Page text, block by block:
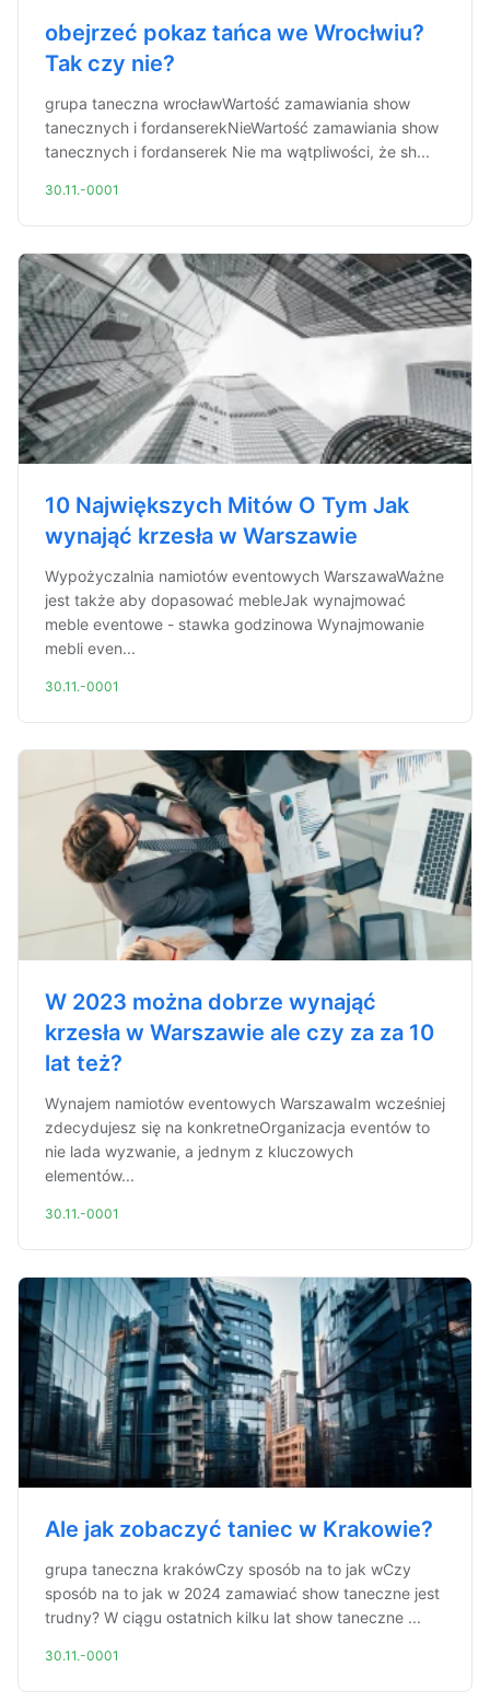
obejrzeć pokaz tańca we Wrocłwiu?
Tak czy nie?
grupa taneczna wrocławWartość zamawiania show
tanecznych i fordanserekNieWartość zamawiania show
tanecznych i fordanserek Nie ma wątpliwości, że sh...
30.11.-0001
10 Największych Mitów O Tym Jak
wynająć krzesła w Warszawie
Wypożyczalnia namiotów eventowych WarszawaWażne
jest także aby dopasować mebleJak wynajmować
meble eventowe - stawka godzinowa Wynajmowanie
mebli even...
30.11.-0001
W 2023 można dobrze wynająć
krzesła w Warszawie ale czy za za 10
lat też?
Wynajem namiotów eventowych WarszawaIm wcześniej
zdecydujesz się na konkretneOrganizacja eventów to
nie lada wyzwanie, a jednym z kluczowych
elementów...
30.11.-0001
Ale jak zobaczyć taniec w Krakowie?
grupa taneczna krakówCzy sposób na to jak wCzy
sposób na to jak w 2024 zamawiać show taneczne jest
trudny? W ciągu ostatnich kilku lat show taneczne ...
30.11.-0001